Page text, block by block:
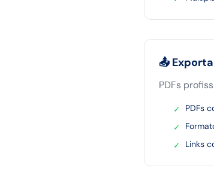
📤
PDFs
✓
PDFs
✓
✓
Links